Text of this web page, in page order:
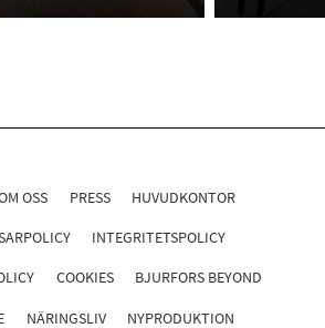
OSS PRESS HUVUDKONTOR
INTEGRITETSPOLICY
COOKIES BJURFORS BEYOND
NÄRINGSLIV NYPRODUKTION